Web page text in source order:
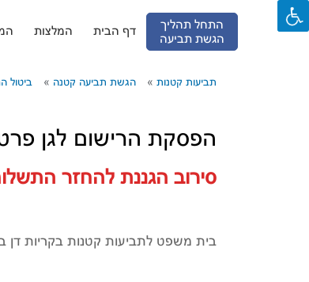
התחל תהליך
הגשת תביעה דף הבית המלצות
תביעות קטנות הגשת תביעה קטנה ביטול
הפסקת הרישום לגן
סירוב הגננת להחזר
בית משפט לתביעות קטנות בקריות דן